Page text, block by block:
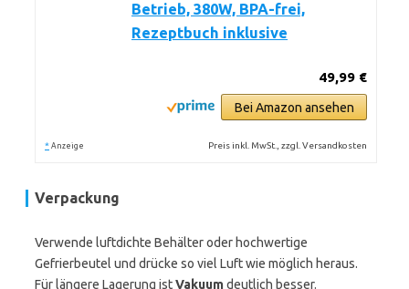
Betrieb, 380W, BPA-frei,
Rezeptbuch inklusive
49,99 €
Bei Amazon ansehen
* Anzeige Preis inkl. MwSt., zzgl. Versandkosten
Verpackung
Verwende luftdichte Behälter oder hochwertige
Gefrierbeutel und drücke so viel Luft wie möglich heraus.
Für längere Lagerung istVakuumdeutlich besser.